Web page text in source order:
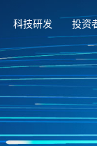
科技研发 投资